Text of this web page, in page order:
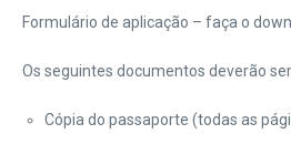
Formulário de aplicação – faça o
Os seguintes documentos deverão
Cópia do passaporte (todas as